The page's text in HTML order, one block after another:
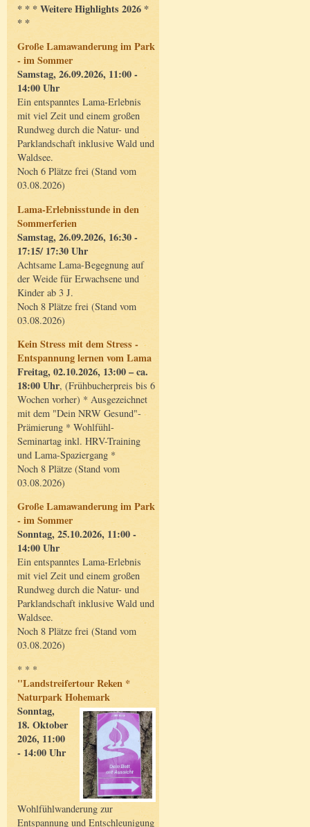
* * * Weitere Highlights 2026 *
* *
Große Lamawanderung im Park
- im Sommer
Samstag, 26.09.2026, 11:00 -
14:00 Uhr
Ein entspanntes Lama-Erlebnis
mit viel Zeit und einem großen
Rundweg durch die Natur- und
Parklandschaft inklusive Wald und
Waldsee.
Noch 6 Plätze frei (Stand vom
03.08.2026)
Lama-Erlebnisstunde in den
Sommerferien
Samstag, 26.09.2026, 16:30 -
17:15/ 17:30 Uhr
Achtsame Lama-Begegnung auf
der Weide für Erwachsene und
Kinder ab 3 J.
Noch 8 Plätze frei (Stand vom
03.08.2026)
Kein Stress mit dem Stress -
Entspannung lernen vom Lama
Freitag, 02.10.2026, 13:00 – ca.
18:00 Uhr, (Frühbucherpreis bis 6
Wochen vorher) * Ausgezeichnet
mit dem "Dein NRW Gesund"-
Prämierung * Wohlfühl-
Seminartag inkl. HRV-Training
und Lama-Spaziergang *
Noch 8 Plätze (Stand vom
03.08.2026)
Große Lamawanderung im Park
- im Sommer
Sonntag, 25.10.2026, 11:00 -
14:00 Uhr
Ein entspanntes Lama-Erlebnis
mit viel Zeit und einem großen
Rundweg durch die Natur- und
Parklandschaft inklusive Wald und
Waldsee.
Noch 8 Plätze frei (Stand vom
03.08.2026)
* * *
"Landstreifertour Reken *
Naturpark Hohemark
Sonntag,
18. Oktober
2026, 11:00
- 14:00 Uhr
Wohlfühlwanderung zur
Entspannung und Entschleunigung